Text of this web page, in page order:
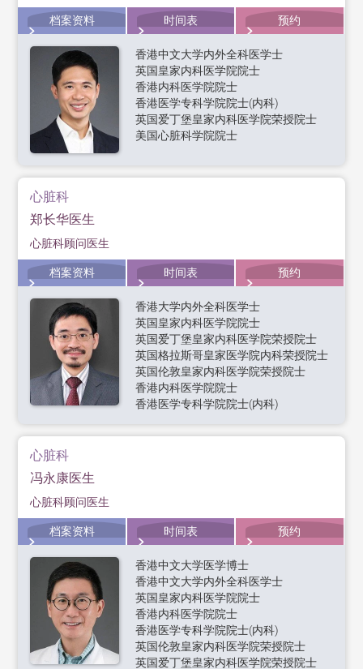
档案资料 时间表 预约
香港中文大学内外全科医学士
英国皇家内科医学院院士
香港内科医学院院士
香港医学专科学院院士(内科)
英国爱丁堡皇家内科医学院荣授院士
美国心脏科学院院士
心脏科
郑长华医生
心脏科顾问医生
档案资料 时间表 预约
香港大学内外全科医学士
英国皇家内科医学院院士
英国爱丁堡皇家内科医学院荣授院士
英国格拉斯哥皇家医学院内科荣授院士
英国伦敦皇家内科医学院荣授院士
香港内科医学院院士
香港医学专科学院院士(内科)
心脏科
冯永康医生
心脏科顾问医生
档案资料 时间表 预约
香港中文大学医学博士
香港中文大学内外全科医学士
英国皇家内科医学院院士
香港内科医学院院士
香港医学专科学院院士(内科)
英国伦敦皇家内科医学院荣授院士
英国爱丁堡皇家内科医学院荣授院士